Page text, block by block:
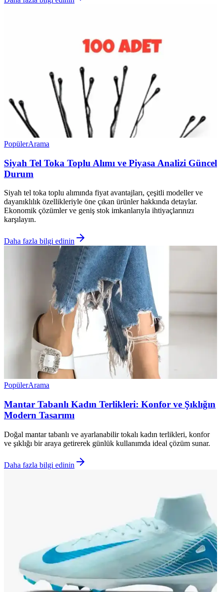
PopülerArama
Siyah Tel Toka Toplu Alımı ve Piyasa Analizi Güncel
Durum
Siyah tel toka toplu alımında fiyat avantajları, çeşitli modeller ve
dayanıklılık özellikleriyle öne çıkan ürünler hakkında detaylar.
Ekonomik çözümler ve geniş stok imkanlarıyla ihtiyaçlarınızı
karşılayın.
Daha fazla bilgi edinin
PopülerArama
Mantar Tabanlı Kadın Terlikleri: Konfor ve Şıklığın
Modern Tasarımı
Doğal mantar tabanlı ve ayarlanabilir tokalı kadın terlikleri, konfor
ve şıklığı bir araya getirerek günlük kullanımda ideal çözüm sunar.
Daha fazla bilgi edinin